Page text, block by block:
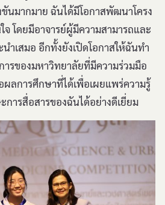
ขันมากมาย ฉันได้มีโอกาสพัฒนาโครง
โดยมีอาจารย์ผู้มีความสามารถและ
ำเสมอ อีกทั้งยังเปิดโอกาสให้ฉันทำ
รของมหาวิทยาลัยที่มีความร่วมมือ
ผลการศึกษาที่ได้เพื่อเผยแพร่ความรู้
ารสื่อสารของฉันได้อย่างดีเยี่ยม